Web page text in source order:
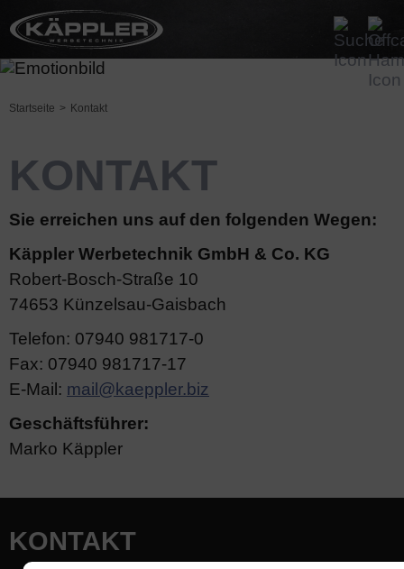
Startseite Kontakt
KONTAKT
Sie erreichen uns auf den folgenden Wegen:
Käppler Werbetechnik GmbH & Co. KG
Robert-Bosch-Straße 10
74653 Künzelsau-Gaisbach
Telefon: 07940 981717-0
Fax: 07940 981717-17
E-Mail: mail@kaeppler.biz
Geschäftsführer:
Marko Käppler
KONTAKT